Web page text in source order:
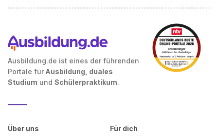
Ausbildung.de ist eines der führenden
Portale für Ausbildung, duales
Studium und Schülerpraktikum.
Über uns Für dich